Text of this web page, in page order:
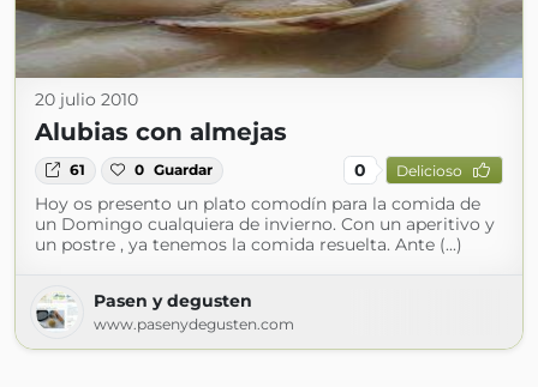
20 julio 2010
Alubias con almejas
61 0 Guardar 0 Delicioso
Hoy os presento un plato comodín para la comida de
un Domingo cualquiera de invierno. Con un aperitivo y
un postre , ya tenemos la comida resuelta. Ante (...)
Pasen y degusten
www.pasenydegusten.com